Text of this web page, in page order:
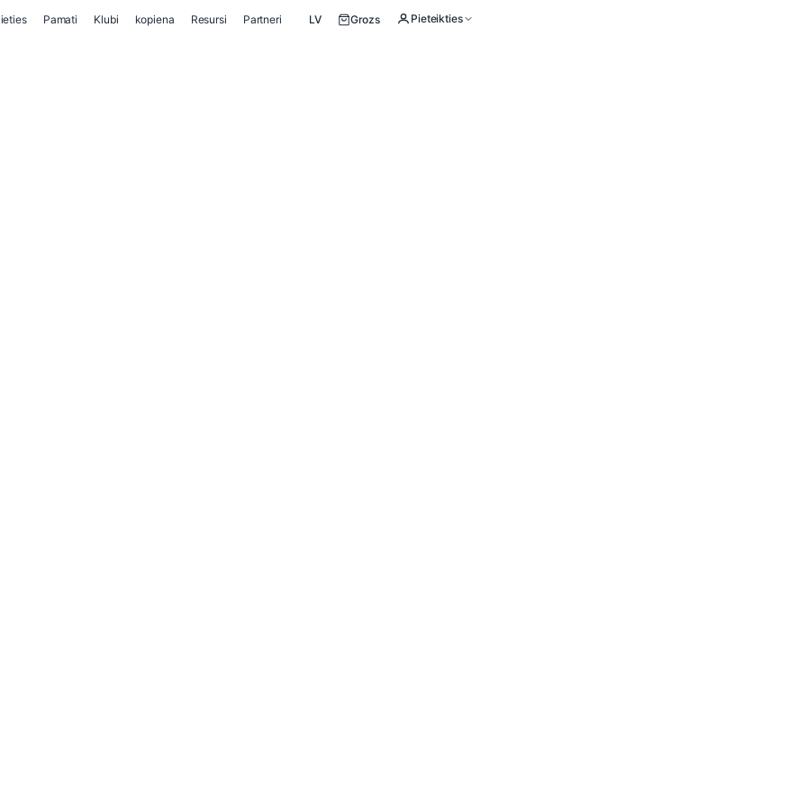
Pamati Klubi kopiena Resursi Partneri LV Grozs Pieteikties